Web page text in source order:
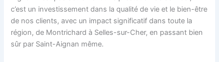
c’est un investissement dans la qualité de vie et le bien-être
de nos clients, avec un impact significatif dans toute la
région, de Montrichard à Selles-sur-Cher, en passant bien
sûr par Saint-Aignan même.